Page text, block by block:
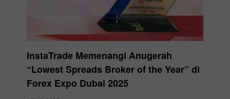
InstaTrade Memenangi Anugerah
“Lowest Spreads Broker of the Year” di
Forex Expo Dubai 2025